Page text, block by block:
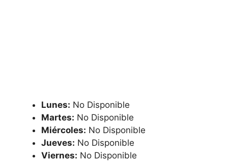
Lunes: No Disponible
Martes: No Disponible
Miércoles: No Disponible
Jueves: No Disponible
Viernes: No Disponible